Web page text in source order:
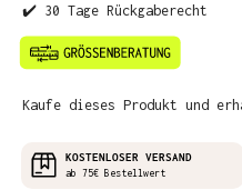
✔️ 30 Tage Rückgaberecht
Kaufe dieses Produkt und
KOSTENLOSER VERSAND
ab 75€ Bestellwert